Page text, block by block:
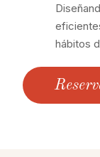
hábitos